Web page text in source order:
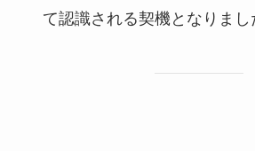
て認識される契機となりまし